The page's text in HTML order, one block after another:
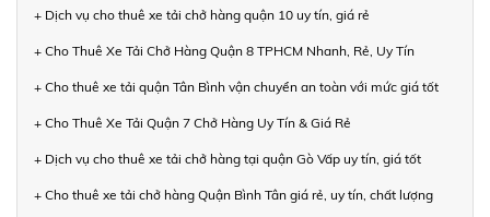
+ Dịch vụ cho thuê xe tải chở hàng quận 10 uy tín, giá rẻ
+ Cho Thuê Xe Tải Chở Hàng Quận 8 TPHCM Nhanh, Rẻ, Uy Tín
+ Cho thuê xe tải quận Tân Bình vận chuyển an toàn với mức giá tốt
+ Cho Thuê Xe Tải Quận 7 Chở Hàng Uy Tín & Giá Rẻ
+ Dịch vụ cho thuê xe tải chở hàng tại quận Gò Vấp uy tín, giá tốt
+ Cho thuê xe tải chở hàng Quận Bình Tân giá rẻ, uy tín, chất lượng